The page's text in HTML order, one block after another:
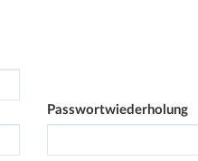
Passwortwiederholung